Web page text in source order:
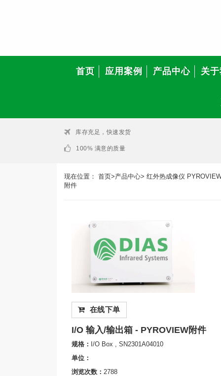
首页 应用案例 产品中心 关
库存充足，快速发货
100% 满意的质量
现在位置： 首页>产品中心> 红外热成像仪
附件
在线下单
I/O 输入/输出箱 - PYROVIEW附件
规格： I/O Box , SN2301A04010
单位：
浏览次数： 2788